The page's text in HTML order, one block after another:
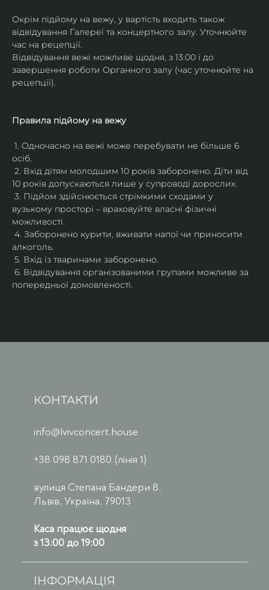
Окрім підйому на вежу, у вартість входить також
відвідування Галереї та концертного залу. Уточнюйте
час на рецепції.
Відвідування вежі можливе щодня, з 13:00 і до
завершення роботи Органного залу (час уточнюйте на
рецепції).
Правила підйому на вежу
1. Одночасно на вежі може перебувати не більше 6
осіб.
2. Вхід дітям молодшим 10 років заборонено. Діти від
10 років допускаються лише у супроводі дорослих.
3. Підйом здійснюється стрімкими сходами у
вузькому просторі – враховуйте власні фізичні
можливості.
4. Заборонено курити, вживати напої чи приносити
алкоголь.
5. Вхід із тваринами заборонено.
6. Відвідування організованими групами можливе за
попередньої домовленості.
КОНТАКТИ
info@lvivconcert.house
+38 098 871 0180 (лінія 1)
вулиця Степана Бандери 8,
Львів, Україна, 79013
Каса працює щодня
з 13:00 до 19:00
ІНФОРМАЦІЯ